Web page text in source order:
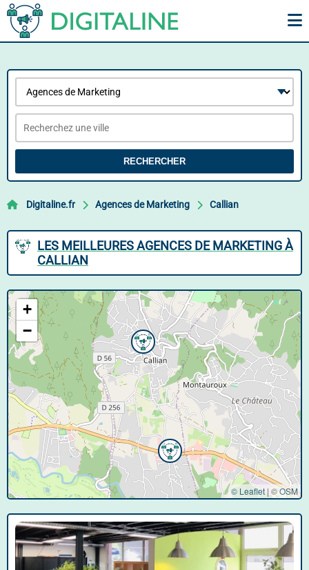
RECHERCHER
Digitaline.fr Agences de Marketing Callian
LES MEILLEURES AGENCES DE MARKETING À
CALLIAN
+
−
© Leaflet | ©OSM